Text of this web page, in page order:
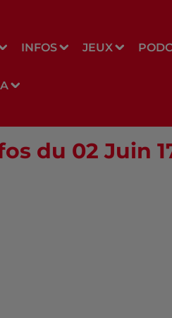
INFOS JEUX
du 02 Juin